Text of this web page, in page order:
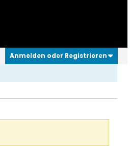
Anmelden oder Registrieren